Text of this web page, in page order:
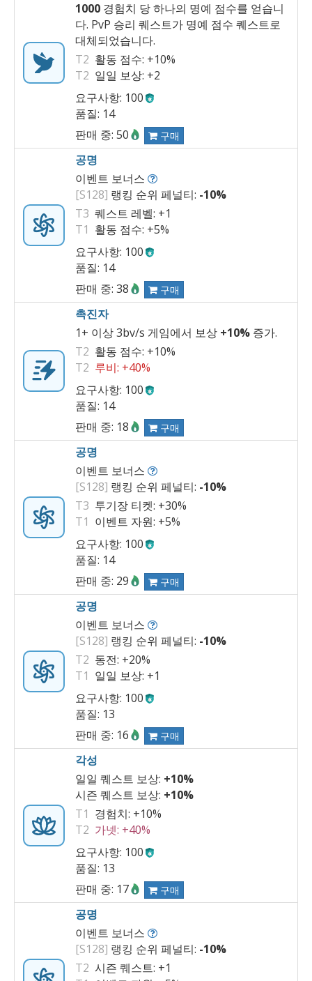
1000 경험치 당 하나의 명예 점수를 얻습니
다. PvP 승리 퀘스트가 명예 점수 퀘스트로
대체되었습니다.
T2 활동 점수: +10%
T2 일일 보상: +2
요구사항: 100
품질: 14
판매 중: 50
구매
공명
이벤트 보너스
[S128] 랭킹 순위 페널티: -10%
T3 퀘스트 레벨: +1
T1 활동 점수: +5%
요구사항: 100
품질: 14
판매 중: 38
구매
촉진자
1+ 이상 3bv/s 게임에서 보상 +10% 증가.
T2 활동 점수: +10%
T2 루비: +40%
요구사항: 100
품질: 14
판매 중: 18
구매
공명
이벤트 보너스
[S128] 랭킹 순위 페널티: -10%
T3 투기장 티켓: +30%
T1 이벤트 자원: +5%
요구사항: 100
품질: 14
판매 중: 29
구매
공명
이벤트 보너스
[S128] 랭킹 순위 페널티: -10%
T2 동전: +20%
T1 일일 보상: +1
요구사항: 100
품질: 13
판매 중: 16
구매
각성
일일 퀘스트 보상: +10%
시즌 퀘스트 보상: +10%
T1 경험치: +10%
T2 가넷: +40%
요구사항: 100
품질: 13
판매 중: 17
구매
공명
이벤트 보너스
[S128] 랭킹 순위 페널티: -10%
T2 시즌 퀘스트: +1